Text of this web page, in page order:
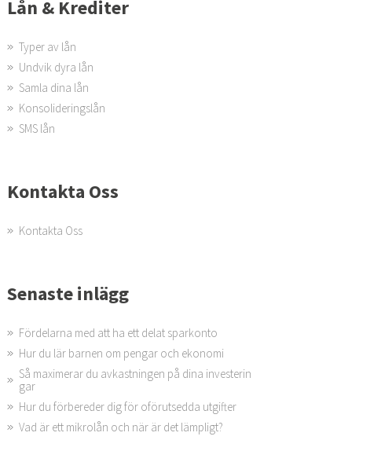
Lån & Krediter
Typer av lån
Undvik dyra lån
Samla dina lån
Konsolideringslån
SMS lån
Kontakta Oss
Kontakta Oss
Senaste inlägg
Fördelarna med att ha ett delat sparkonto
Hur du lär barnen om pengar och ekonomi
Så maximerar du avkastningen på dina investerin
gar
Hur du förbereder dig för oförutsedda utgifter
Vad är ett mikrolån och när är det lämpligt?